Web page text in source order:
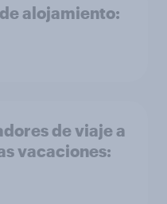
alojamiento:
de viaje a
vacaciones: